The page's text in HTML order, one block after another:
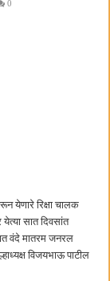
0
येणारे रिक्षा चालक
सात दिवसांत
वंदे मातरम जनरल
विजयभाऊ पाटील